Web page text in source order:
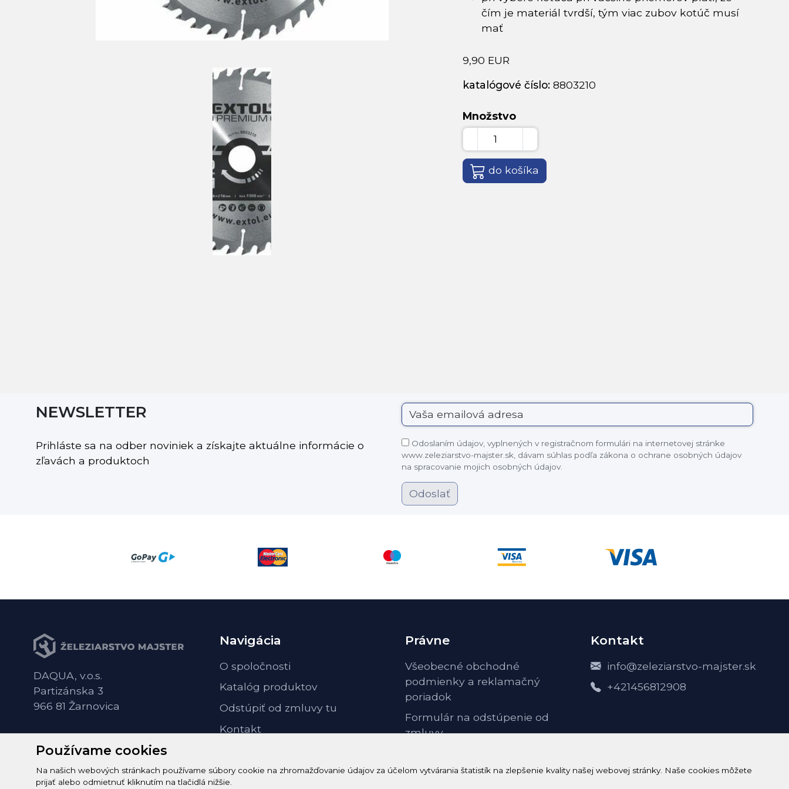
čím je materiál tvrdší, tým viac zubov kotúč musí
mať
9,90 EUR
katalógové číslo:8803210
Množstvo
do košíka
NEWSLETTER
Prihláste sa na odber noviniek a získajte aktuálne informácie o
zľavách a produktoch
Odoslaním údajov, vyplnených v registračnom formulári na internetovej stránke
www.zeleziarstvo-majster.sk, dávam súhlas podľa zákona o ochrane osobných údajov
na spracovanie mojich osobných údajov.
Odoslať
Používame cookies
Na našich webových stránkach používame súbory cookie na zhromažďovanie údajov za účelom vytvárania štatistík na zlepšenie kvality našej webovej stránky. Naše cookies môžete
prijať alebo odmietnuť kliknutím na tlačidlá nižšie.
DAQUA, v.o.s.
Partizánska 3
966 81 Žarnovica
Navigácia
O spoločnosti
Katalóg produktov
Odstúpiť od zmluvy tu
Kontakt
Právne
Všeobecné obchodné
podmienky a reklamačný
poriadok
Formulár na odstúpenie od
zmluvy
poučenie
Kontakt
info@zeleziarstvo-majster.sk
+421456812908